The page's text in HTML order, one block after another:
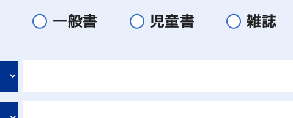
一般書 児童書 雑誌